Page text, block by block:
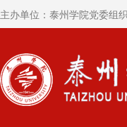
主办单位：泰州学院党委